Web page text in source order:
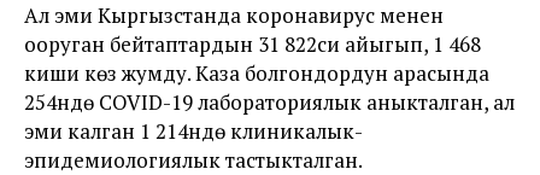
Ал эми Кыргызстанда коронавирус менен
ооруган бейтаптардын 31 822си айыгып, 1 468
киши көз жумду. Каза болгондордун арасында
254үндө COVID-19 лабораториялык аныкталган, ал
эми калган 1 214ндө клиникалык-
эпидемиологиялык тастыкталган.